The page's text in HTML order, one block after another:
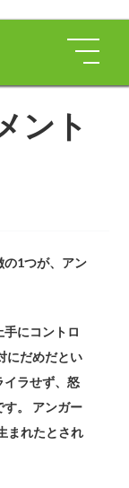
ント
の1つが、アン
にコントロ
にだめだとい
イラせず、怒
。 アンガー
まれたとされ